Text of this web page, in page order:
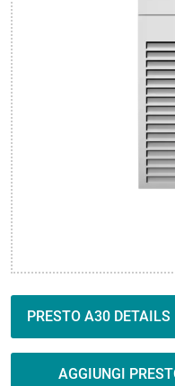
PRESTO A30 DETAILS
AGGIUNGI